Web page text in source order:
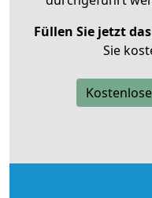
Füllen Sie jetzt
Sie